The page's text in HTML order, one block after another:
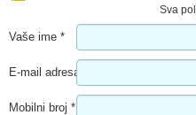
Sva
Vaše ime *
E-mail adresa
Mobilni broj *